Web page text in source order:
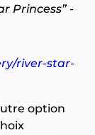
Princess” -
river-star-
option